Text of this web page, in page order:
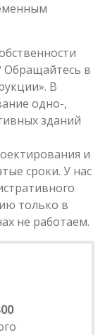
Обращайтесь в
В
одно-,
зданий
и
сроки. У нас
только в
не работаем.